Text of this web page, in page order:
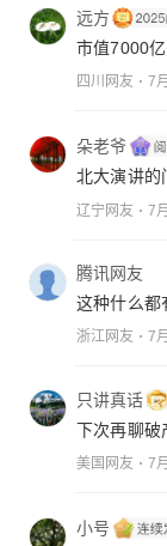
远方
市值7000
四川网友 7
朵老爷
北大演讲的
辽宁网友 7
腾讯网友
这种什么都
浙江网友 7
只讲真话
下次再聊破
美国网友 7
小号